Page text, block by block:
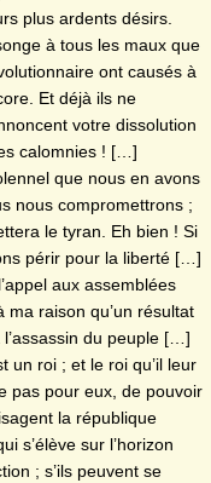
plus ardents désirs.
à tous les maux que
ont causés à
Et déjà ils ne
votre dissolution
calomnies ! […]
que nous en avons
nous compromettrons ;
le tyran. Eh bien ! Si
périr pour la liberté […]
aux assemblées
ma raison qu’un résultat
du peuple […]
un roi ; et le roi qu’il leur
pas pour eux, de pouvoir
la république
s’élève sur l’horizon
; s’ils peuvent se